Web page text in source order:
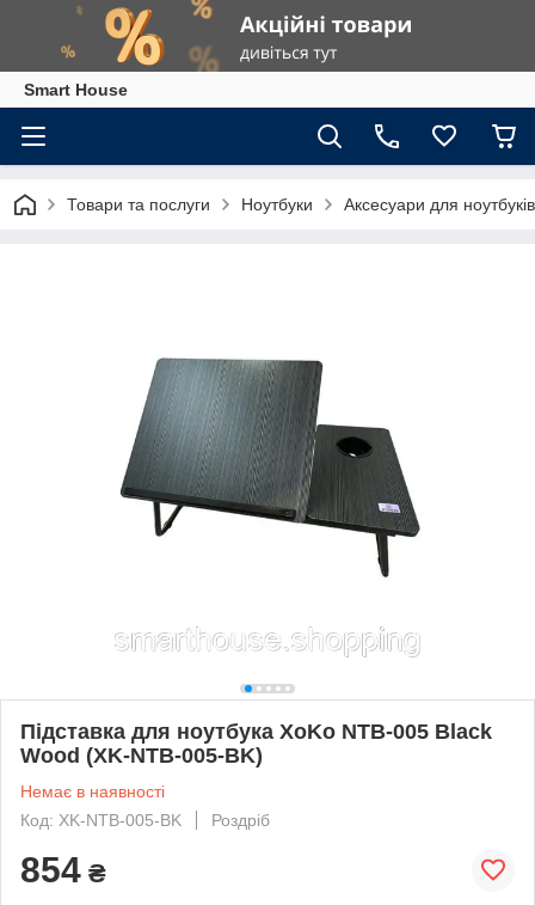
Smart House
Товари та послуги Ноутбуки Аксесуари для ноутбуків
Пiдставка для ноутбука XoKo NTB-005 Black
Wood (XK-NTB-005-BK)
Немає в наявності
Код: XK-NTB-005-BK
Роздріб
854 ₴